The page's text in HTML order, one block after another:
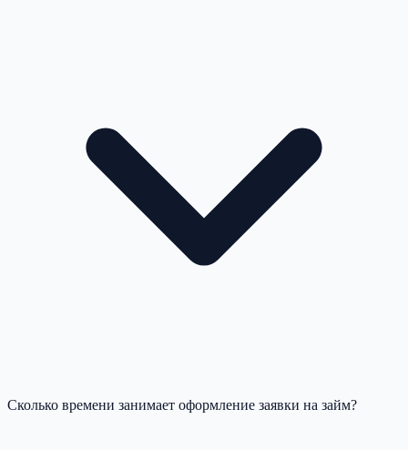
Сколько времени занимает оформление заявки на займ?